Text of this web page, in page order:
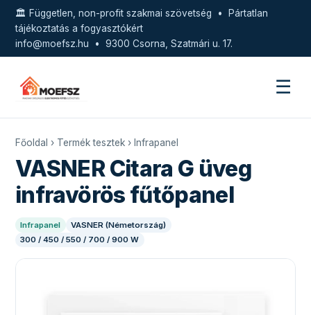
🏛️ Független, non-profit szakmai szövetség • Pártatlan
tájékoztatás a fogyasztókért
info@moefsz.hu • 9300 Csorna, Szatmári u. 17.
☰
Főoldal › Termék tesztek › Infrapanel
VASNER Citara G üveg
infravörös fűtőpanel
Infrapanel
VASNER (Németország)
300 / 450 / 550 / 700 / 900 W